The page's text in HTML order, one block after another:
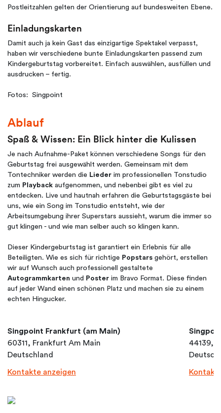
Postleitzahlen gelten der Orientierung auf bundesweiten Ebene.
Einladungskarten
Damit auch ja kein Gast das einzigartige Spektakel verpasst,
haben wir verschiedene bunte Einladungskarten passend zum
Kindergeburtstag vorbereitet. Einfach auswählen, ausfüllen und
ausdrucken – fertig.
Fotos: Singpoint
Ablauf
Spaß & Wissen: Ein Blick hinter die Kulissen
Je nach Aufnahme-Paket können verschiedene Songs für den
Geburtstag frei ausgewählt werden. Gemeinsam mit dem
Tontechniker werden die Lieder im professionellen Tonstudio
zum Playback aufgenommen, und nebenbei gibt es viel zu
entdecken. Live und hautnah erfahren die Geburtstagsgäste bei
uns, wie ein Song im Tonstudio entsteht, wie der
Arbeitsumgebung ihrer Superstars aussieht, warum die immer so
gut klingen - und wie man selber auch so klingen kann.
Dieser Kindergeburtstag ist garantiert ein Erlebnis für alle
Beteiligten. Wie es sich für richtige Popstars gehört, erstellen
wir auf Wunsch auch professionell gestaltete
Autogrammkarten und Poster im Bravo Format. Diese finden
auf jeder Wand einen schönen Platz und machen sie zu einem
echten Hingucker.
Singpoint Frankfurt (am Main)
60311, Frankfurt Am Main
Deutschland
Kontakte anzeigen
44139,